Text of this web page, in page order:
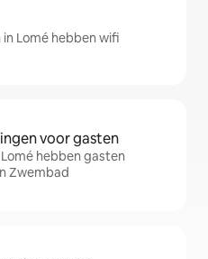
Lomé hebben wifi
voor gasten
hebben gasten
Zwembad